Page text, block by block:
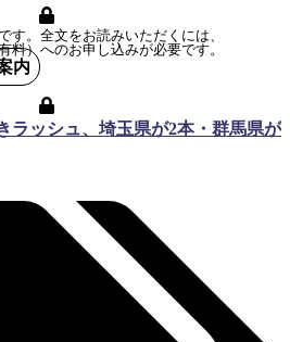
す。全文をお読みいただくには、
料）へのお申し込みが必要です。
内
ラッシュ、埼玉県が2本・群馬県が